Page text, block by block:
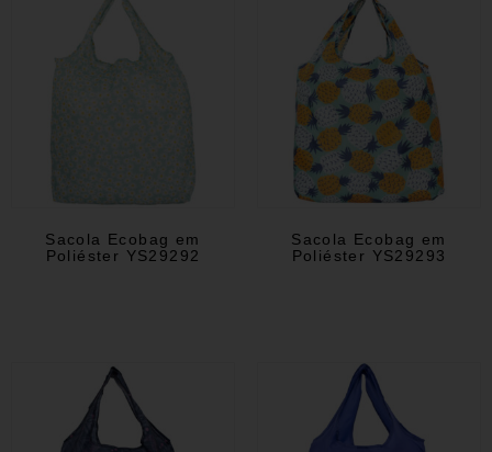
Sacola Ecobag em
Poliéster YS29292
Sacola Ecobag em
Poliéster YS29293